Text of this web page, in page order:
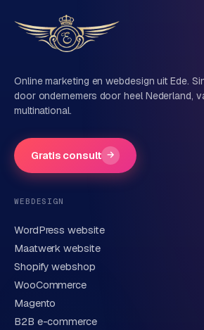
Vertel ons over je
Naam
Bedrijfsnaam
Telefoonnummer(optioneel)
Korte omschrijving van je vraag of
Online marketing en webdesign uit Ede.
door ondernemers door heel Nederland,
multinational.
Gratis consult →
WEBDESIGN
WordPress website
Maatwerk website
Shopify webshop
WooCommerce
Magento
B2B e-commerce